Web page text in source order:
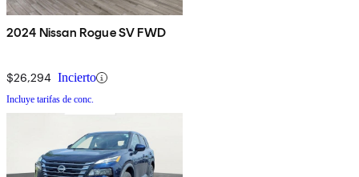
2024 Nissan Rogue SV FWD
$26,294 Incierto
Incluye tarifas de conc.